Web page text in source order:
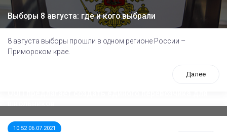
Выборы 8 августа: где и кого выбрали
8 августа выборы прошли в одном регионе России –
Приморском крае.
Далее
10:52 06.07.2021